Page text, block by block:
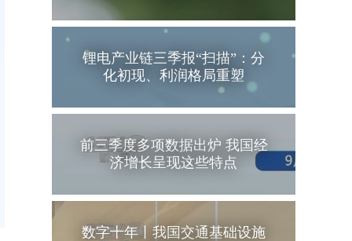
锂电产业链三季报“扫描”：分
化初现、利润格局重塑
前三季度多项数据出炉 我国经
济增长呈现这些特点
数字十年丨我国交通基础设施